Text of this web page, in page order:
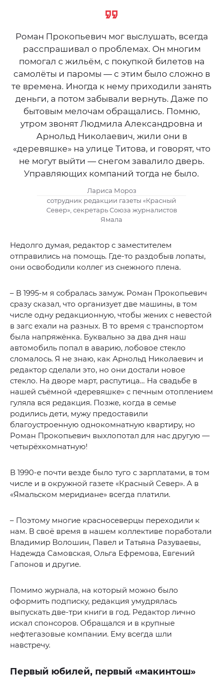
Роман Прокопьевич мог выслушать, всегда
расспрашивал о проблемах. Он многим
помогал с жильём, с покупкой билетов на
самолёты и паромы — с этим было сложно в
те времена. Иногда к нему приходили занять
деньги, а потом забывали вернуть. Даже по
бытовым мелочам обращались. Помню,
утром звонят Людмила Александровна и
Арнольд Николаевич, жили они в
«деревяшке» на улице Титова, и говорят, что
не могут выйти — снегом завалило дверь.
Управляющих компаний тогда не было.
Лариса Мороз
сотрудник редакции газеты «Красный
Север», секретарь Союза журналистов
Ямала
Недолго думая, редактор с заместителем
отправились на помощь. Где-то раздобыв лопаты,
они освободили коллег из снежного плена.
– В 1995-м я собралась замуж. Роман Прокопьевич
сразу сказал, что организует две машины, в том
числе одну редакционную, чтобы жених с невестой
в загс ехали на разных. В то время с транспортом
была напряжёнка. Буквально за два дня наш
автомобиль попал в аварию, лобовое стекло
сломалось. Я не знаю, как Арнольд Николаевич и
редактор сделали это, но они достали новое
стекло. На дворе март, распутица… На свадьбе в
нашей съёмной «деревяшке» с печным отоплением
гуляла вся редакция. Позже, когда в семье
родились дети, мужу предоставили
благоустроенную однокомнатную квартиру, но
Роман Прокопьевич выхлопотал для нас другую —
четырёхкомнатную!
В 1990-е почти везде было туго с зарплатами, в том
числе и в окружной газете «Красный Север». А в
«Ямальском меридиане» всегда платили.
– Поэтому многие красносеверцы переходили к
нам. В своё время в нашем коллективе поработали
Владимир Волошин, Павел и Татьяна Разуваевы,
Надежда Самовская, Ольга Ефремова, Евгений
Гапонов и другие.
Помимо журнала, на который можно было
оформить подписку, редакция умудрялась
выпускать две-три книги в год. Редактор лично
искал спонсоров. Обращался и в крупные
нефтегазовые компании. Ему всегда шли
навстречу.
Первый юбилей, первый «макинтош»